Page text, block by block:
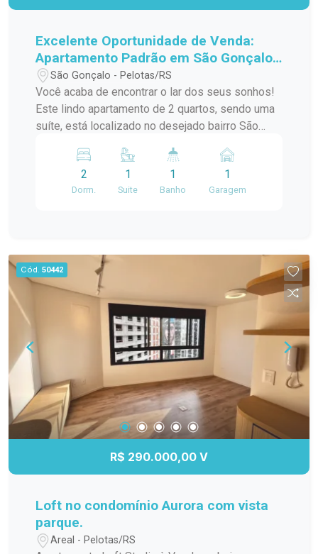
Excelente Oportunidade de Venda:
Apartamento Padrão em São Gonçalo,
Pelotas/RS
São Gonçalo - Pelotas/RS
Você acaba de encontrar o lar dos seus sonhos!
Este lindo apartamento de 2 quartos, sendo uma
suíte, está localizado no desejado bairro São
e do Fórum. Com uma sacada charmosa e
churrasqueira, este espaço é perfeito para
receber amigos e familiares em momentos de
comemorações, espaço gourmet para preparar
refeições especiais, quadra poliesportiva para os
amantes de esportes e um playground seguro e
divertido para as crianças. Não perca a chance de
viver em um lugar que une conforto, praticidade e
lazer. Agende sua visita e venha conhecer esse
incrível apartamento!
2
Dorm.
1
Suite
1
Banho
1
Garagem
Cód. 50442
R$ 290.000,00 V
Loft no condomínio Aurora com vista
parque.
Areal - Pelotas/RS